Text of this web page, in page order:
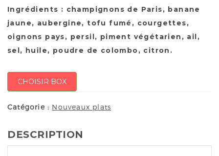
Ingrédients : champignons de Paris, banane
jaune, aubergine,tofu fumé , courgettes,
oignons pays, persil, piment végétarien, ail,
sel, huile, poudre de colombo, citron.
CHOISIR BOX
Catégorie : Nouveaux plats
DESCRIPTION